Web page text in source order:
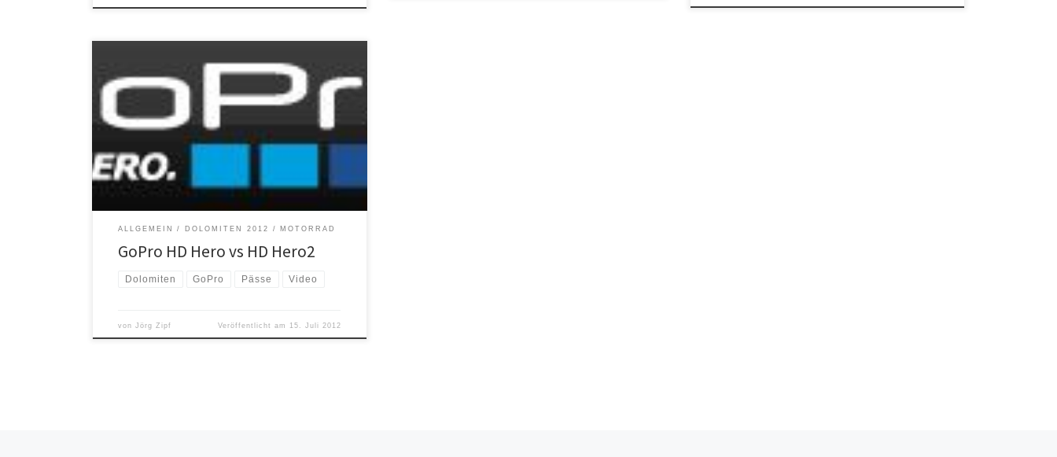
Wie ich hier im Blog schon berichtet habe, hatten wir
dieses Jahr zwei GoPro Kameras im Motorradurlaub
dabei. Durch meinen Bericht hier im Blog wurde bei
dem einen oder anderen Interesse für dieses
„Spielzeug“ geweckt. So kam es dazu, dass mich
diese Woche eine Mail von einem Freund erreicht hat,
[…]
ALLGEMEIN DOLOMITEN 2012 MOTORRAD
GoPro HD Hero vs HD Hero2
Dolomiten GoPro Pässe Video
vonJörg Zipf Veröffentlicht am 15. Juli 2012